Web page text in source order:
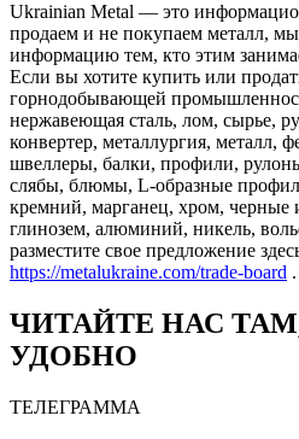
Ukrainian Metal — это
продаем и не покупаем металл,
информацию тем, кто этим
Если вы хотите купить или
горнодобывающей
нержавеющая сталь, лом, сырье,
конвертер, металлургия, металл,
швеллеры, балки, профили,
слябы, блюмы, L-образные
кремний, марганец, хром, черные
глинозем, алюминий, никель,
разместите свое предложение
https://metalukraine.com/trade-board
ЧИТАЙТЕ НАС
УДОБНО
ТЕЛЕГРАММА